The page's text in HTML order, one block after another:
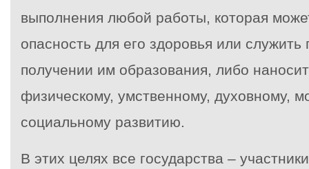
выполнения любой работы, которая
опасность для его здоровья или служить
получении им образования, либо
физическому, умственному, духовному,
социальному развитию.
В этих целях все государства –